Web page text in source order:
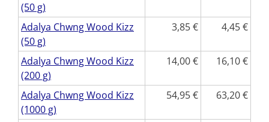
(50 g)
Adalya Chwng Wood Kizz
(50 g)
3,85 4,45
Adalya Chwng Wood Kizz
(200 g)
14,00 16,10
Adalya Chwng Wood Kizz
(1000 g)
54,95 63,20